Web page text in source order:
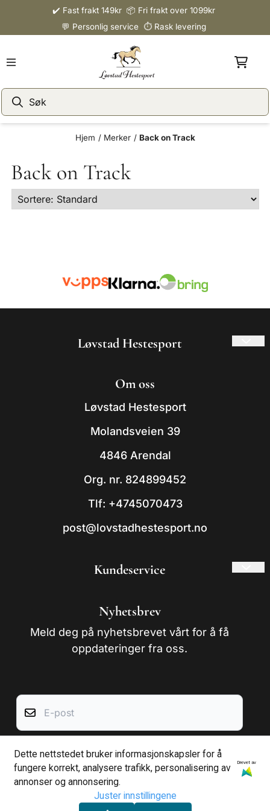
Hopp til innhold✔️ Fast frakt 149kr 📦 Fri frakt over 1099kr
💬 Personlig service ⏱️ Rask levering
Hjem / Merker / Back on Track
Back on Track
Løvstad Hestesport
- Powered by Mystore.no
Om oss
Løvstad Hestesport
Molandsveien 39
4846 Arendal
Org. nr. 824899452
Tlf: +4745070473
post@lovstadhestesport.no
Kundeservice
Om oss
Kontakt oss
Nyhetsbrev
Meld deg på nyhetsbrevet vårt for å få
oppdateringer fra oss.
Abonner
Dette nettstedet bruker informasjonskapsler for å
fungere korrekt, analysere trafikk, personalisering av
annonser og annonsering.
Drevet av
Juster innstillingene